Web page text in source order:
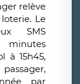
relève
Le
SMS
minutes
à 15h45,
par